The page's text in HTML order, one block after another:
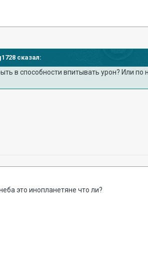
сказал:
в способности впитывать урон? Или
это инопланетяне что ли?